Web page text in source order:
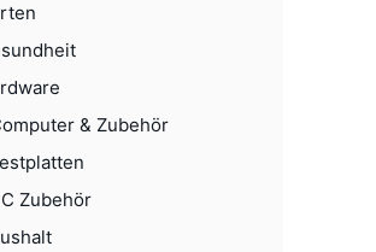
& Zubehör
Zubehör